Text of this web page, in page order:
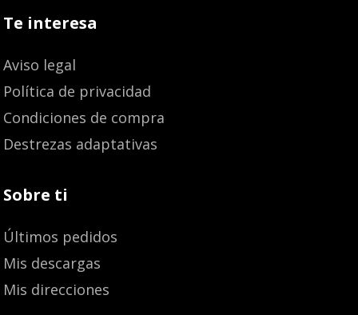
Te interesa
Aviso legal
Política de privacidad
Condiciones de compra
Destrezas adaptativas
Sobre ti
Últimos pedidos
Mis descargas
Mis direcciones